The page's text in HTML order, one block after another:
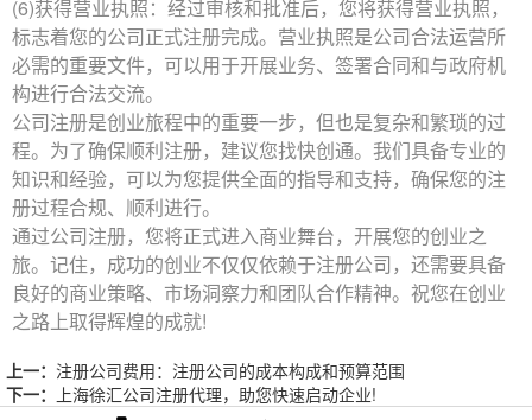
(6)获得营业执照：经过审核和批准后，您将获得营业执照，
标志着您的公司正式注册完成。 营业执照是公司合法运营所
必需的重要文件，可以用于开展业务、签署合同和与政府机
构进行合法交流。
公司注册是创业旅程中的重要一步，但也是复杂和繁琐的过
程。为了确保顺利注册，建议您找快创通。我们具备专业的
知识和经验，可以为您提供全面的指导和支持，确保您的注
册过程合规、顺利进行。
通过公司注册，您将正式进入商业舞台，开展您的创业之
旅。记住，成功的创业不仅仅依赖于注册公司，还需要具备
良好的商业策略、市场洞察力和团队合作精神。祝您在创业
之路上取得辉煌的成就!
上一： 注册公司费用：注册公司的成本构成和预算范围
下一：
上海徐汇公司注册代理，助您快速启动企业!